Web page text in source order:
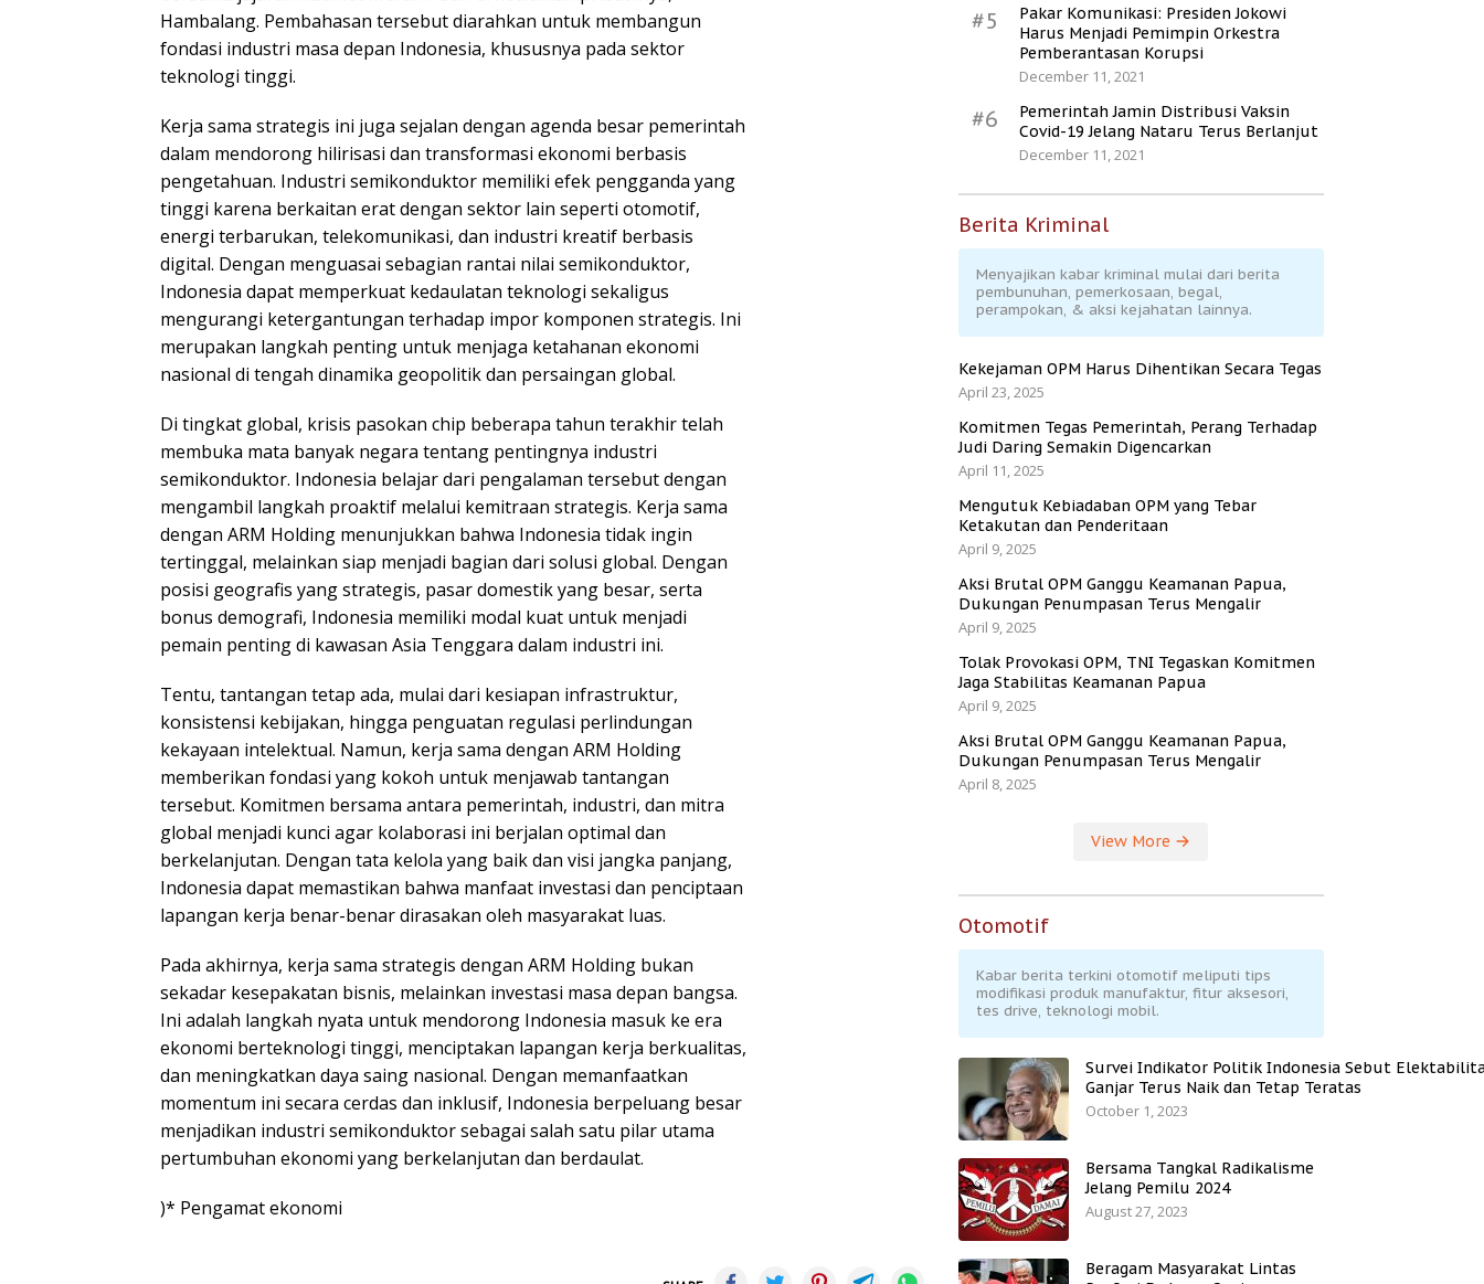
Hambalang. Pembahasan tersebut diarahkan untuk membangun
fondasi industri masa depan Indonesia, khususnya pada sektor
teknologi tinggi.
Kerja sama strategis ini juga sejalan dengan agenda besar pemerintah
dalam mendorong hilirisasi dan transformasi ekonomi berbasis
pengetahuan. Industri semikonduktor memiliki efek pengganda yang
tinggi karena berkaitan erat dengan sektor lain seperti otomotif,
energi terbarukan, telekomunikasi, dan industri kreatif berbasis
digital. Dengan menguasai sebagian rantai nilai semikonduktor,
Indonesia dapat memperkuat kedaulatan teknologi sekaligus
mengurangi ketergantungan terhadap impor komponen strategis. Ini
merupakan langkah penting untuk menjaga ketahanan ekonomi
nasional di tengah dinamika geopolitik dan persaingan global.
Di tingkat global, krisis pasokan chip beberapa tahun terakhir telah
membuka mata banyak negara tentang pentingnya industri
semikonduktor. Indonesia belajar dari pengalaman tersebut dengan
mengambil langkah proaktif melalui kemitraan strategis. Kerja sama
dengan ARM Holding menunjukkan bahwa Indonesia tidak ingin
tertinggal, melainkan siap menjadi bagian dari solusi global. Dengan
posisi geografis yang strategis, pasar domestik yang besar, serta
bonus demografi, Indonesia memiliki modal kuat untuk menjadi
pemain penting di kawasan Asia Tenggara dalam industri ini.
Tentu, tantangan tetap ada, mulai dari kesiapan infrastruktur,
konsistensi kebijakan, hingga penguatan regulasi perlindungan
kekayaan intelektual. Namun, kerja sama dengan ARM Holding
memberikan fondasi yang kokoh untuk menjawab tantangan
tersebut. Komitmen bersama antara pemerintah, industri, dan mitra
global menjadi kunci agar kolaborasi ini berjalan optimal dan
berkelanjutan. Dengan tata kelola yang baik dan visi jangka panjang,
Indonesia dapat memastikan bahwa manfaat investasi dan penciptaan
lapangan kerja benar-benar dirasakan oleh masyarakat luas.
Pada akhirnya, kerja sama strategis dengan ARM Holding bukan
sekadar kesepakatan bisnis, melainkan investasi masa depan bangsa.
Ini adalah langkah nyata untuk mendorong Indonesia masuk ke era
ekonomi berteknologi tinggi, menciptakan lapangan kerja berkualitas,
dan meningkatkan daya saing nasional. Dengan memanfaatkan
momentum ini secara cerdas dan inklusif, Indonesia berpeluang besar
menjadikan industri semikonduktor sebagai salah satu pilar utama
pertumbuhan ekonomi yang berkelanjutan dan berdaulat.
)* Pengamat ekonomi
#5
Pakar Komunikasi: Presiden Jokowi
Harus Menjadi Pemimpin Orkestra
Pemberantasan Korupsi
December 11, 2021
#6
Pemerintah Jamin Distribusi Vaksin
Covid-19 Jelang Nataru Terus Berlanjut
December 11, 2021
Berita Kriminal
Menyajikan kabar kriminal mulai dari berita
pembunuhan, pemerkosaan, begal,
perampokan, & aksi kejahatan lainnya.
Kekejaman OPM Harus Dihentikan Secara Tegas
April 23, 2025
Komitmen Tegas Pemerintah, Perang Terhadap
Judi Daring Semakin Digencarkan
April 11, 2025
Mengutuk Kebiadaban OPM yang Tebar
Ketakutan dan Penderitaan
April 9, 2025
Aksi Brutal OPM Ganggu Keamanan Papua,
Dukungan Penumpasan Terus Mengalir
April 9, 2025
Tolak Provokasi OPM, TNI Tegaskan Komitmen
Jaga Stabilitas Keamanan Papua
April 9, 2025
Aksi Brutal OPM Ganggu Keamanan Papua,
Dukungan Penumpasan Terus Mengalir
April 8, 2025
View More
Otomotif
Kabar berita terkini otomotif meliputi tips
modifikasi produk manufaktur, fitur aksesori,
tes drive, teknologi mobil.
Survei Indikator Politik Indonesia Sebut
Ganjar Terus Naik dan Tetap Teratas
October 1, 2023
Bersama Tangkal Radikalisme
Jelang Pemilu 2024
August 27, 2023
Beragam Masyarakat Lintas